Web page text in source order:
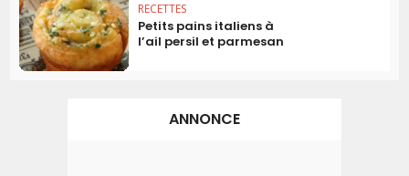
RECETTES
Petits pains italiens à
l’ail persil et parmesan
ANNONCE